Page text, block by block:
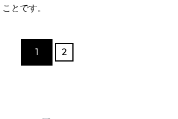
とです。
1 2